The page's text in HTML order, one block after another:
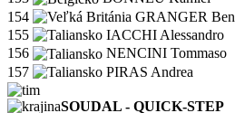
154
GRANGER Ben
155
IACCHI Alessandro
156
NENCINI Tommaso
157
PIRAS Andrea
SOUDAL - QUICK-STEP